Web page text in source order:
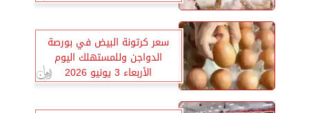
سعر كرتونة البيض في بورصة
الدواجن وللمستهلك اليوم
الأربعاء 3 يونيو 2026